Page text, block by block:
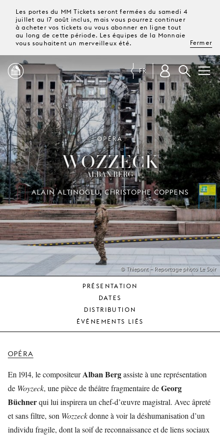
Les portes du MM Tickets seront fermées du samedi 4
juillet au 17 août inclus, mais vous pourrez continuer
à acheter vos tickets ou vous abonner en ligne tout
au long de cette période. Les équipes de la Monnaie
vous souhaitent un merveilleux été.
Fermer
PROGRAMME
MAGAZINE
TICKETS &
ABONNEMENTS
VOTRE
VISITE
JEUNE
PUBLIC
MONNAIE
SOUTENIR
FR
© Thiepont – Reportage photo Le Soir
OPÉRA
WOZZECK
ALBAN BERG
ALAIN ALTINOGLU, CHRISTOPHE COPPENS
PRÉSENTATION
DATES
DISTRIBUTION
ÉVÉNEMENTS LIÉS
OPÉRA
En 1914, le compositeurAlban Bergassiste à une représentation
de Woyzeck, une pièce de théâtre fragmentaire deGeorg
Büchnerqui lui inspirera un chef-d’œuvre magistral. Avec âpreté
et sans filtre, son Wozzeckdonne à voir la déshumanisation d’un
individu fragile, dont la soif de reconnaissance et de liens sociaux